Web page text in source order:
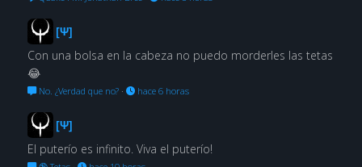
[Ψ]
Con una bolsa en la cabeza no puedo morderles las tetas
😂
No. ¿Verdad que no?· hace 6 horas
[Ψ]
El puterío es infinito. Viva el puterío!